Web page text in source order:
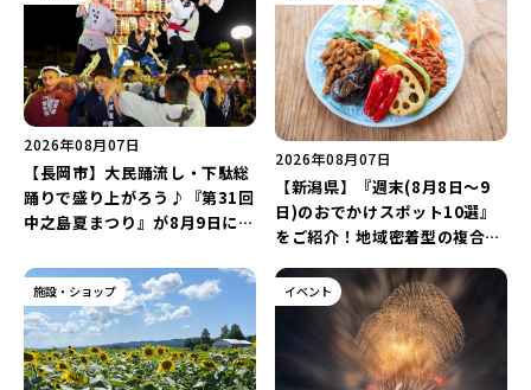
2026年08月07日
【長岡市】大民踊流し・下駄総
踊りで盛り上がろう♪『第31回
中之島夏まつり』が8月9日に開
手”のシュート対決は必見♪
2026年08月07日
【新潟県】『週末(8月8日～9
日)のおでかけスポット10選』
をご紹介！地域密着型の複合施
ナ丸大新潟のサマーフェスタ
2026」がおすすめ♪
施設・ショップ イベント